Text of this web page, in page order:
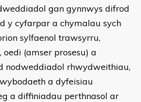
gan gynnwys difrod
y cyfarpar a chymalau sych
sylfaenol trawsyrru,
(amser prosesu) a
nodweddiadol rhwydweithiau,
a dyfeisiau
a diffiniadau perthnasol ar